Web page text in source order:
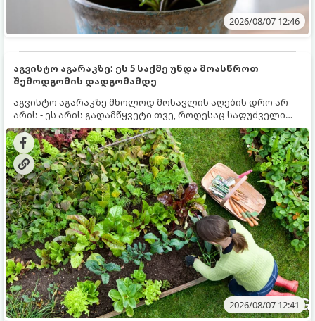
2026/08/07 12:46
აგვისტო აგარაკზე: ეს 5 საქმე უნდა მოასწროთ
შემოდგომის დადგომამდე
აგვისტო აგარაკზე მხოლოდ მოსავლის აღების დრო არ
არის - ეს არის გადამწყვეტი თვე, როდესაც საფუძველი
ეყრება მომავალი წლის მოსავალს და ბაღი მზადდება
შემოდგომა-ზამთრის სეზონისთვის. იმისათვის, რომ
ნიადაგმა ენერგია აღიდგინოს, ხოლო მცენარეებმა
ზამთარს გაუძლონ, აგვისტოს ბოლომდე 5
მნიშვნელოვანი საქმის გაკეთება უნდა მოასწროთ:
2026/08/07 12:41